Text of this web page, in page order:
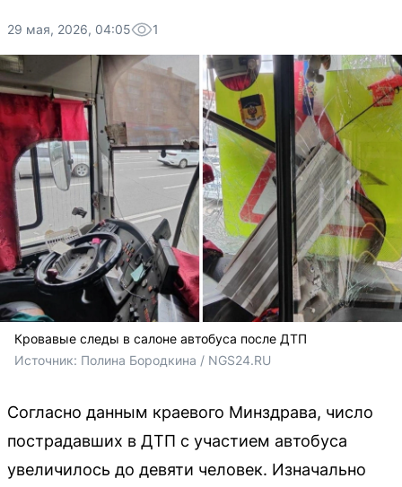
29 мая, 2026, 04:05 1
Кровавые следы в салоне автобуса после ДТП
Источник: Полина Бородкина / NGS24.RU
Согласно данным краевого Минздрава, число
пострадавших в ДТП с участием автобуса
увеличилось до девяти человек. Изначально